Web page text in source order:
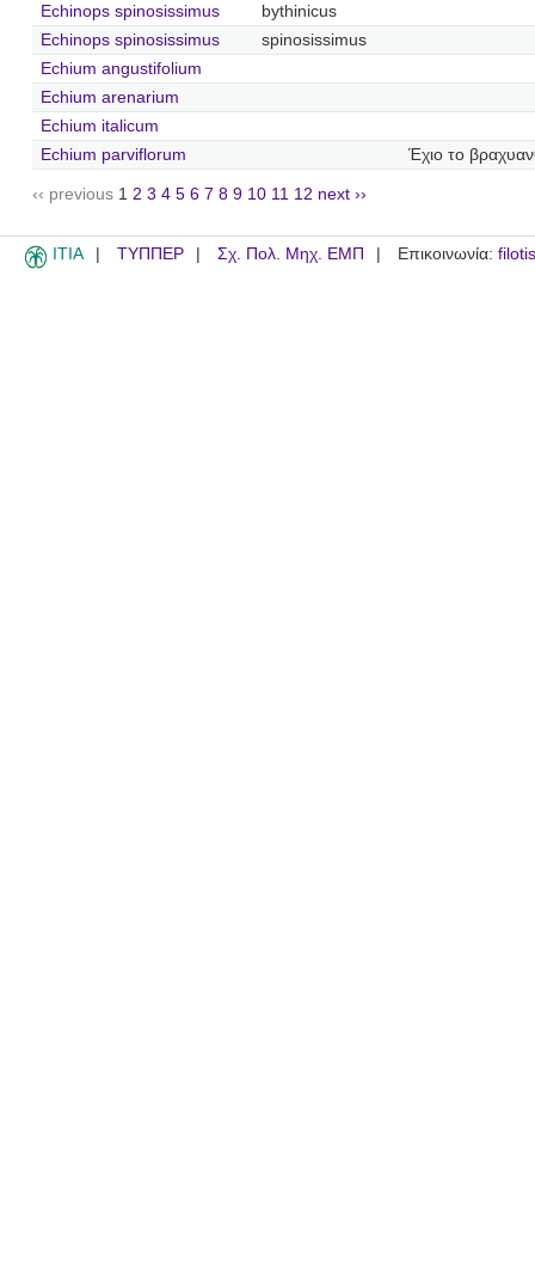
Echinops spinosissimus
bythinicus
Echinops spinosissimus
spinosissimus
Echium angustifolium
Echium arenarium
Echium italicum
Echium parviflorum
Έχιο το
‹‹ previous 1 2 3 4 5 6 7 8 9 10 11 12 next ››
ITIA ΤΥΠΠΕΡ Σχ. Πολ. Μηχ. ΕΜΠ Επικοινωνία: